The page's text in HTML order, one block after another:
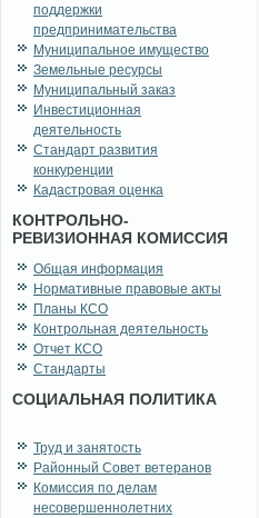
поддержки
предпринимательства
Муниципальное имущество
Земельные ресурсы
Муниципальный заказ
Инвестиционная
деятельность
Стандарт развития
конкуренции
Кадастровая оценка
КОНТРОЛЬНО-
РЕВИЗИОННАЯ КОМИССИЯ
Общая информация
Нормативные правовые акты
Планы КСО
Контрольная деятельность
Отчет КСО
Стандарты
СОЦИАЛЬНАЯ ПОЛИТИКА
Труд и занятость
Районный Совет ветеранов
Комиссия по делам
несовершеннолетних